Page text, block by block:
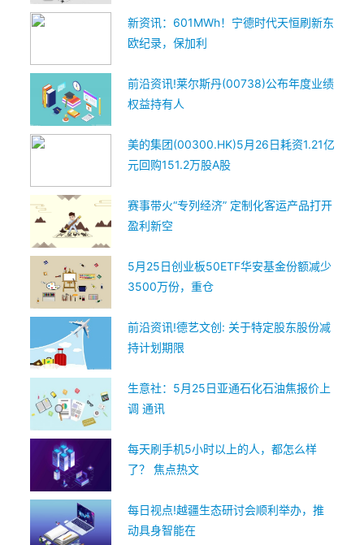
新资讯：601MWh！宁德时代天恒刷新东
欧纪录，保加利
前沿资讯!莱尔斯丹(00738)公布年度业绩
权益持有人
美的集团(00300.HK)5月26日耗资1.21亿
元回购151.2万股A股
赛事带火“专列经济” 定制化客运产品打开
盈利新空
5月25日创业板50ETF华安基金份额减少
3500万份，重仓
前沿资讯!德艺文创: 关于特定股东股份减
持计划期限
生意社：5月25日亚通石化石油焦报价上
调 通讯
每天刷手机5小时以上的人，都怎么样
了？ 焦点热文
每日视点!越疆生态研讨会顺利举办，推
动具身智能在